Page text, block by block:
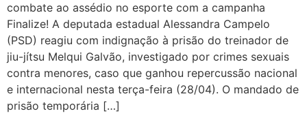
combate ao assédio no esporte com a campanha
Finalize! A deputada estadual Alessandra Campelo
(PSD) reagiu com indignação à prisão do treinador de
jiu-jítsu Melqui Galvão, investigado por crimes sexuais
contra menores, caso que ganhou repercussão nacional
e internacional nesta terça-feira (28/04). O mandado de
prisão temporária […]